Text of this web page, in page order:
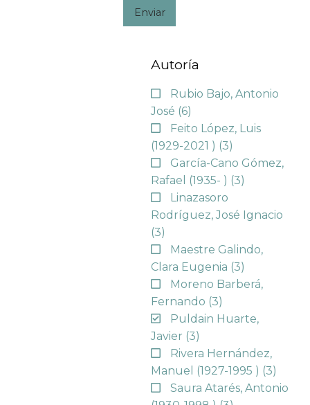
Enviar
Autoría
Rubio Bajo, Antonio
José (6)
Feito López, Luis
(1929-2021 ) (3)
García-Cano Gómez,
Rafael (1935- ) (3)
Linazasoro
Rodríguez, José Ignacio
(3)
Maestre Galindo,
Clara Eugenia (3)
Moreno Barberá,
Fernando (3)
Puldain Huarte,
Javier (3)
Rivera Hernández,
Manuel (1927-1995 ) (3)
Saura Atarés, Antonio